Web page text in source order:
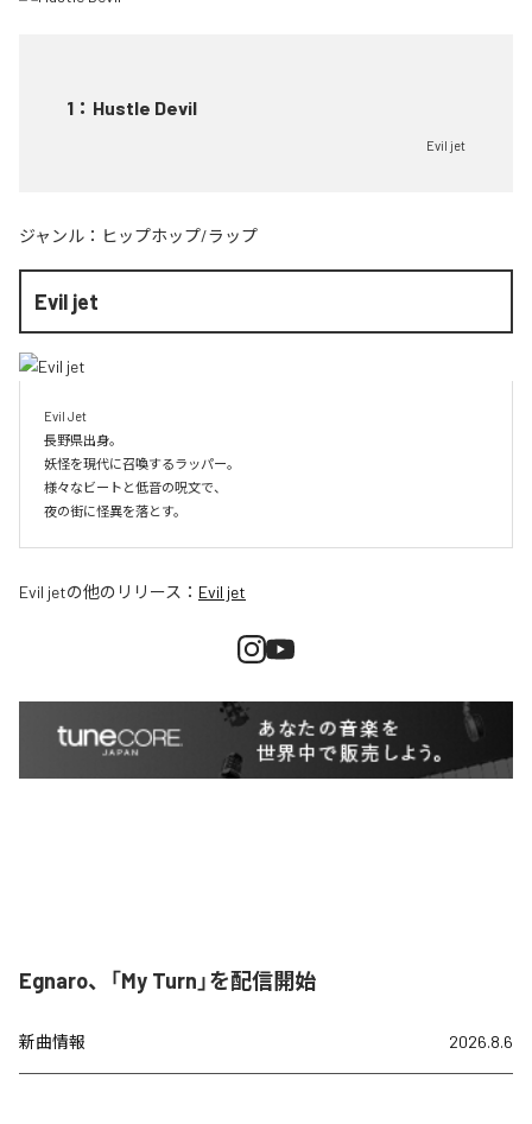
1 ： Hustle Devil
Evil jet
ジャンル： ヒップホップ/ラップ
Evil jet
Evil Jet
長野県出身。
妖怪を現代に召喚するラッパー。
様々なビートと低音の呪文で、
夜の街に怪異を落とす。
Evil jetの他のリリース： Evil jet
Egnaro、「My Turn」を配信開始
新曲情報 2026.8.6